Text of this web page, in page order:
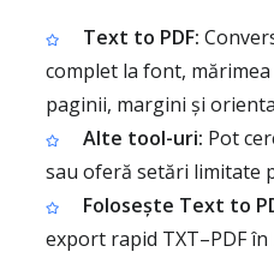
Text to PDF:
complet la font,
paginii, margini și
Alte tool-uri: Pot
sau oferă setări limitate
Folosește Text to
export rapid TXT–PDF